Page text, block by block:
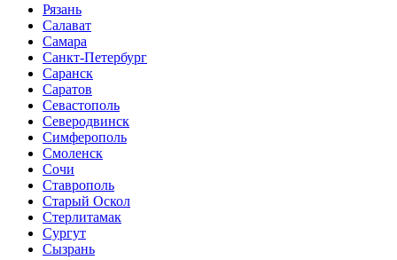
Рязань
Салават
Самара
Санкт-Петербург
Саранск
Саратов
Севастополь
Северодвинск
Симферополь
Смоленск
Сочи
Ставрополь
Старый Оскол
Стерлитамак
Сургут
Сызрань